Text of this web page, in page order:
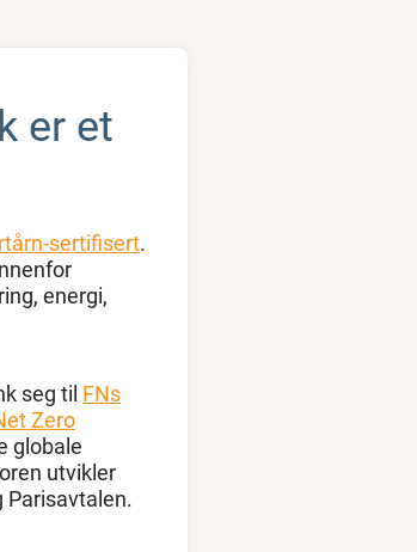
er et
sertifisert.
energi,
seg til FNs
Zero
globale
utvikler